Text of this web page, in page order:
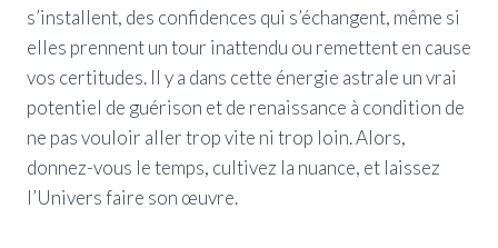
s’installent, des confidences qui s’échangent, même si
elles prennent un tour inattendu ou remettent en cause
vos certitudes. Il y a dans cette énergie astrale un vrai
potentiel de guérison et de renaissance à condition de
ne pas vouloir aller trop vite ni trop loin. Alors,
donnez-vous le temps, cultivez la nuance, et laissez
l’Univers faire son œuvre.